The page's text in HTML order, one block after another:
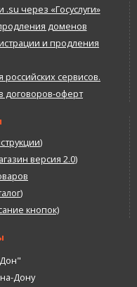
через «Госуслуги»
доменов
и продления
сервисов.
договоров-оферт
)
версия 2.0)
)
кнопок)
Дону